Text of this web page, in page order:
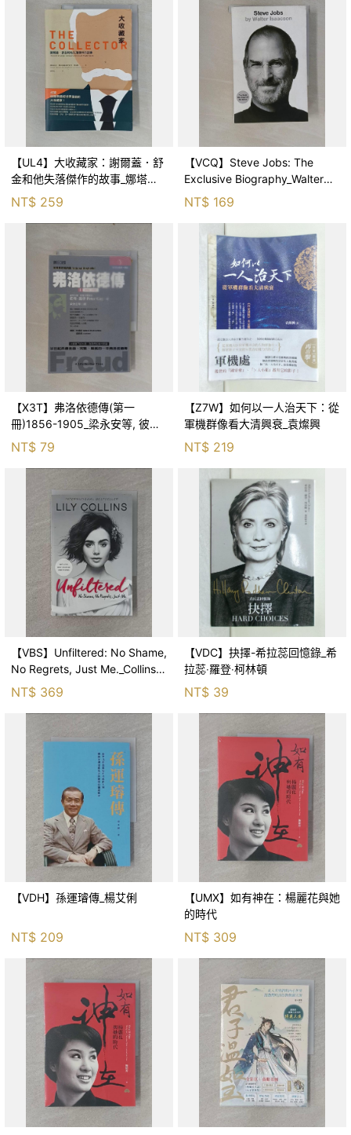
【UL4】大收藏家：謝爾蓋．舒
金和他失落傑作的故事_娜塔莉
亞．賽米諾娃, 安得烈．德洛格,
官妍廷
NT$ 259
【VCQ】Steve Jobs: The
Exclusive Biography_Walter
Isaacson, Walter Isaa
NT$ 169
【X3T】弗洛依德傳(第一
冊)1856-1905_梁永安等, 彼
得．蓋伊
NT$ 79
【Z7W】如何以一人治天下：從
軍機群像看大清興衰_袁燦興
NT$ 219
【VBS】Unfiltered: No Shame,
No Regrets, Just Me._Collins,
Lily
NT$ 369
【VDC】抉擇-希拉蕊回憶錄_希
拉蕊‧羅登‧柯林頓
NT$ 39
【VDH】孫運璿傳_楊艾俐
NT$ 209
【UMX】如有神在：楊麗花與她
的時代
NT$ 309